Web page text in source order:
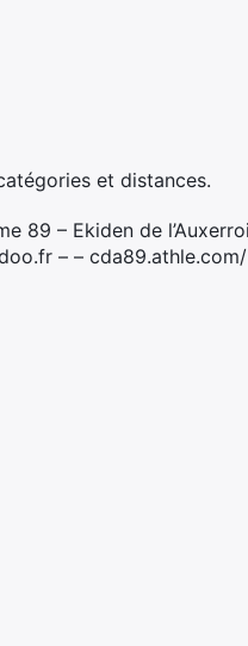
et distances.
89 – Ekiden de
– – cda89.athle.com/